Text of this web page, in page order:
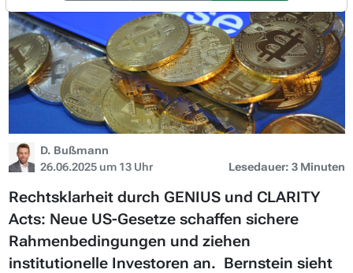
D. Bußmann
26.06.2025 um 13 Uhr
Lesedauer: 3 Minuten
Rechtsklarheit durch GENIUS und CLARITY
Acts: Neue US-Gesetze schaffen sichere
Rahmenbedingungen und ziehen
institutionelle Investoren an. Bernstein sieht